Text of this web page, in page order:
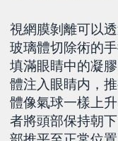
視網膜剝離可以
玻璃體切除術的
填滿眼睛中的凝
體注入眼睛内，
體像氣球一樣上
者將頭部保持朝